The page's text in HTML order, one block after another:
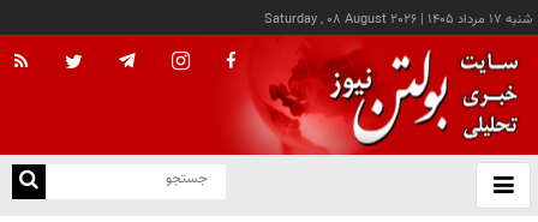
شنبه ۱۷ مرداد ۱۴۰۵ |
Saturday , 08 August 2026
باز
و